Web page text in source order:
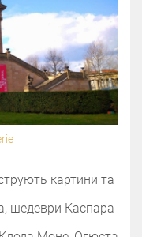
картини та
шедеври Каспара